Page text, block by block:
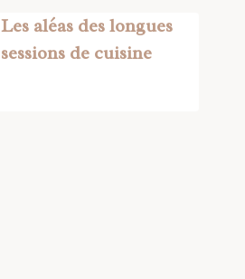
Les aléas des longues
sessions de cuisine